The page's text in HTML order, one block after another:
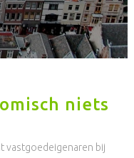
niets
vastgoedeigenaren bij